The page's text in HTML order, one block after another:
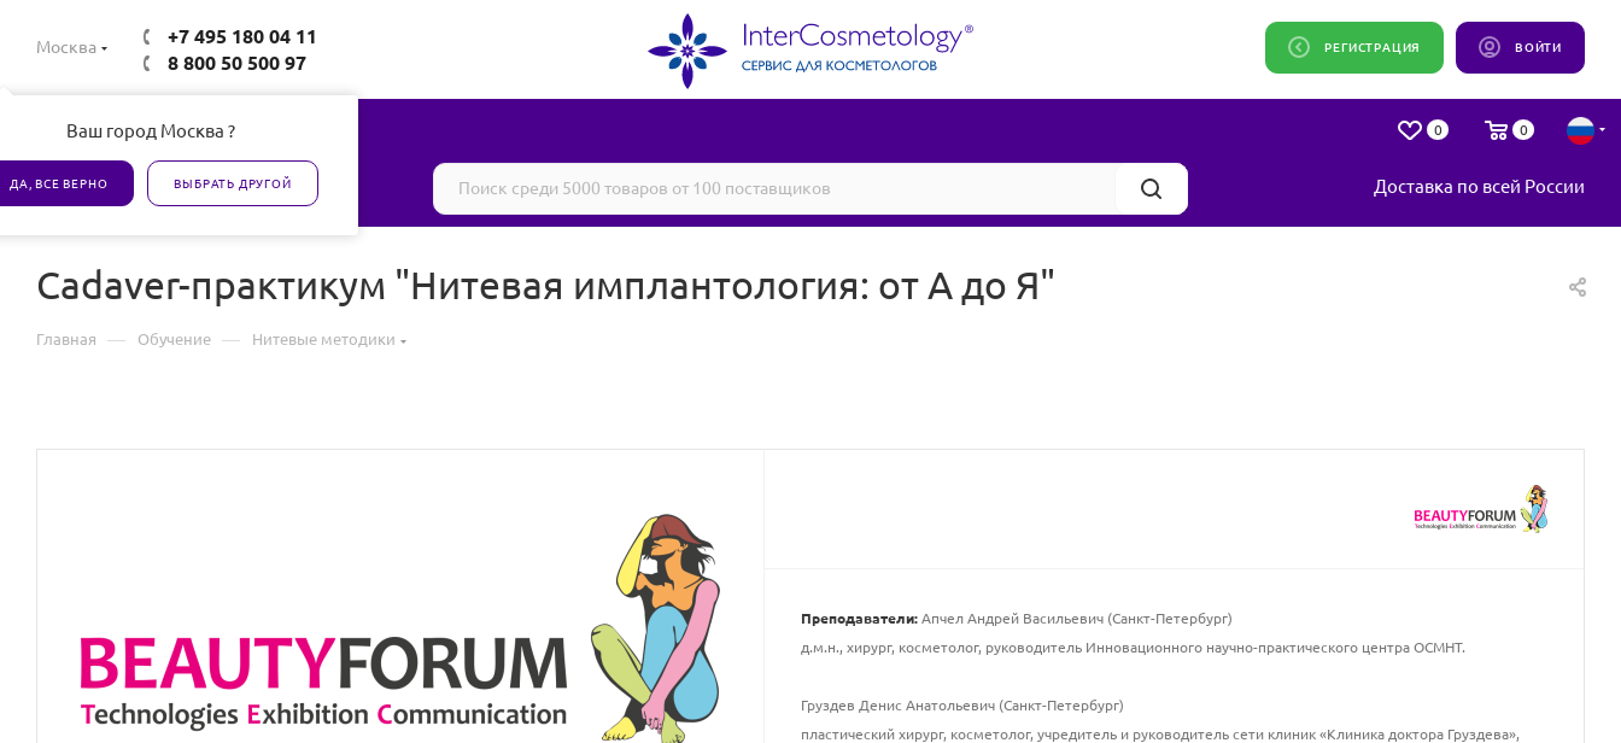
Москва
Ваш город Москва ?
ДА, ВСЕ ВЕРНО ВЫБРАТЬ ДРУГОЙ
+7 495 180 04 11
8 800 50 500 97
ВОЙТИ
РЕГИСТРАЦИЯ
0 0
Все товары сертифицированы Доставка по всей России
Cadaver-практикум "Нитевая имплантология: от А до Я"
Главная — Обучение — Нитевые методики
Преподаватели:Апчел Андрей Васильевич (Санкт-Петербург)
д.м.н., хирург, косметолог, руководитель Инновационного научно-практического центра ОСМНТ.
Груздев Денис Анатольевич (Санкт-Петербург)
пластический хирург, косметолог, учредитель и руководитель сети клиник «Клиника доктора Груздева»,